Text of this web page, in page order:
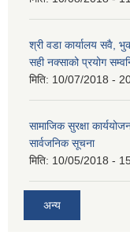
श्री वडा कार्यालय सवै,
सही नक्साको प्रयोग
मिति: 10/07/2018 -
सामाजिक सुरक्षा
सार्वजनिक सूचना
मिति: 10/05/2018 -
अन्य